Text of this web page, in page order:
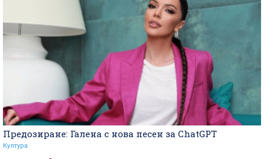
Предозиране: Галена с нова песен за ChatGPT
Култура